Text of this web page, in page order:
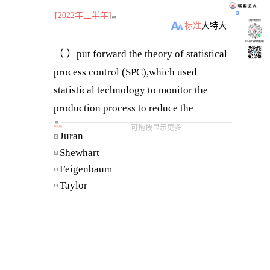
[2022年上半年] 题目
标准大特大
（ ）put forward the theory of statistical
process control (SPC),which used
statistical technology to monitor the
production process to reduce the
dependence on inspection.
可拖拽显示更多
选项
单选题
A Juran
B Shewhart
C Feigenbaum
D Taylor
小程序刷题软件
关注“柴丁”获取备考资料